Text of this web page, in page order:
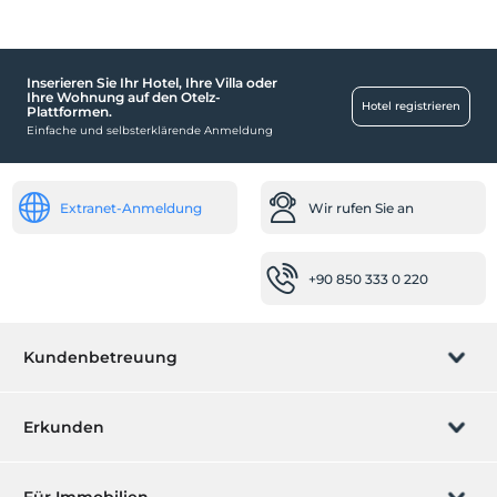
HotelOffice Services
SPA-Bereich, kostenlos
Räume
Familienzimmer
Inserieren Sie Ihr Hotel, Ihre Villa oder
Ihre Wohnung auf den Otelz-
Plattformen.
Einfache und selbsterklärende Anmeldung
Hotel registrieren
Extranet-Anmeldung Wir rufen Sie an
+90 850 333 0 220
Kundenbetreuung
Buchung verwalten
Erkunden
Geschenkgutschein